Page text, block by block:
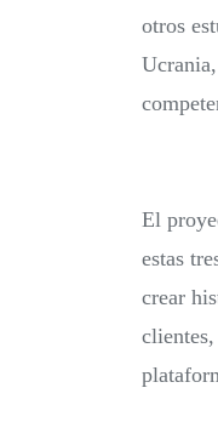
otros
El
estas
crear